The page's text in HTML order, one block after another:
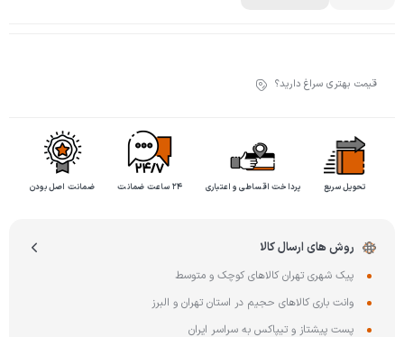
قیمت بهتری سراغ دارید؟
تحویل سریع پرداخت اقساطی و اعتباری ۲۴ ساعت ضمانت ضمانت اصل بودن
روش های ارسال کالا
پیک شهری تهران کالاهای کوچک و متوسط
وانت باری کالاهای حجیم در استان تهران و البرز
پست پیشتاز و تیپاکس به سراسر ایران